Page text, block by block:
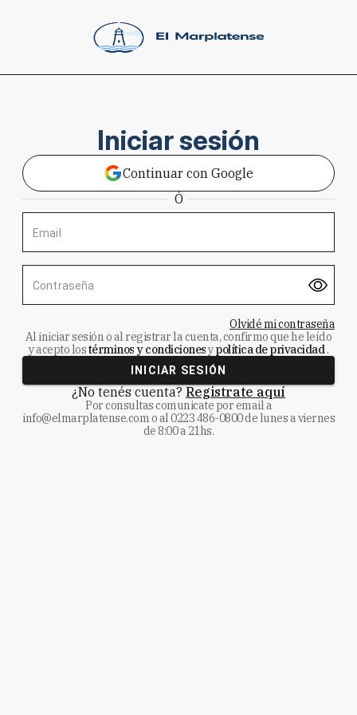
Iniciar sesión
Continuar con Google
Ó
Email
Contraseña
Olvidé mi contraseña
Al iniciar sesión o al registrar la cuenta, confirmo que he leído
y acepto lostérminos y condicionesypolítica de privacidad.
INICIAR SESIÓN
¿No tenés cuenta? Registrate aquí
Por consultas comunicate por email a
info@elmarplatense.como al0223 486-0800de lunes a viernes
de 8:00 a 21hs.